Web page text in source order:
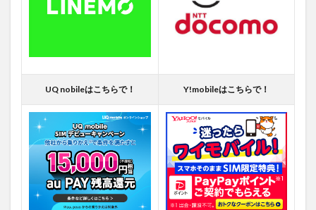
UQ nobileはこちらで！ Y!mobileはこちらで！